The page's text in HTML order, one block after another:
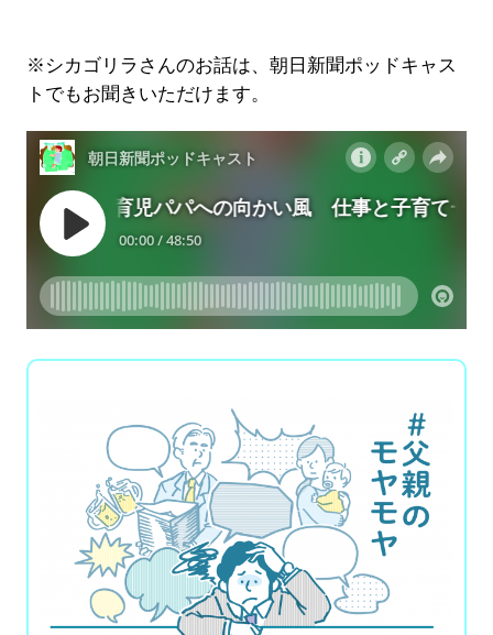
※シカゴリラさんのお話は、朝日新聞ポッドキャス
トでもお聞きいただけます。